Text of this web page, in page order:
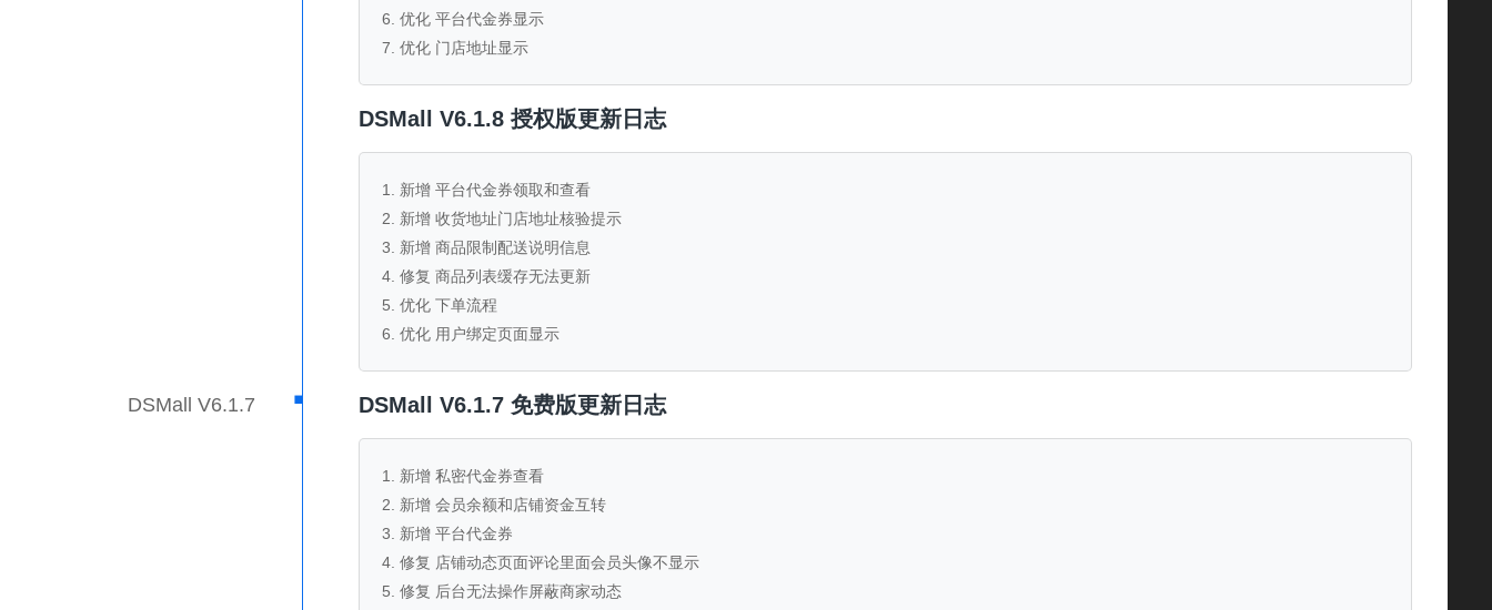
6. 优化 平台代金券显示
7. 优化 门店地址显示
DSMall V6.1.8 授权版更新日志
1. 新增 平台代金券领取和查看
2. 新增 收货地址门店地址核验提示
3. 新增 商品限制配送说明信息
4. 修复 商品列表缓存无法更新
5. 优化 下单流程
6. 优化 用户绑定页面显示
DSMall V6.1.7 · DSMall V6.1.7 免费版更新日志
1. 新增 私密代金券查看
2. 新增 会员余额和店铺资金互转
3. 新增 平台代金券
4. 修复 店铺动态页面评论里面会员头像不显示
5. 修复 后台无法操作屏蔽商家动态